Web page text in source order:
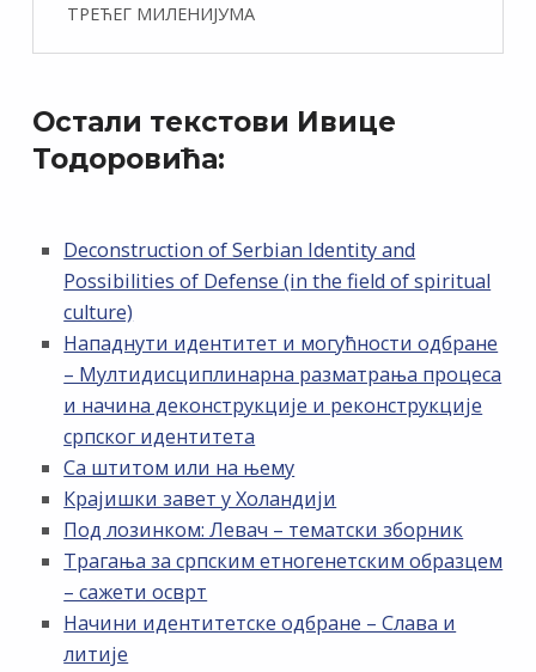
ТРЕЋЕГ МИЛЕНИЈУМА
Остали текстови Ивице
Тодоровића:
Deconstruction of Serbian Identity and
Possibilities of Defense (in the field of spiritual
culture)
Нападнути идентитет и могућности одбране
– Мултидисциплинарна разматрања процеса
и начина деконструкције и реконструкције
српског идентитета
Са штитом или на њему
Крајишки завет у Холандији
Под лозинком: Левач – тематски зборник
Трагања за српским етногенетским образцем
– сажети осврт
Начини идентитетске одбране – Слава и
литије